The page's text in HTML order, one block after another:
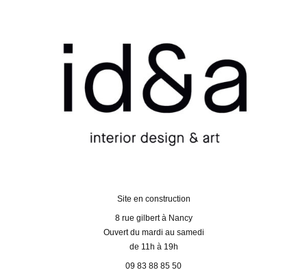
Site en construction
8 rue gilbert à Nancy
Ouvert du mardi au samedi
de 11h à 19h
09 83 88 85 50